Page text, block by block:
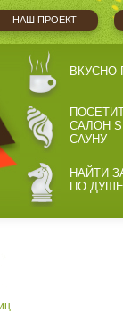
НАШ ПРОЕКТ
ВКУСНО
САЛОН
САУНУ
НАЙТИ
ПО ДУШЕ